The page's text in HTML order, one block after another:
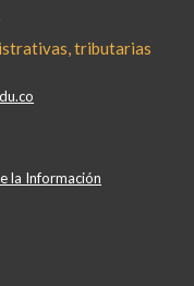
tributarias
la Información